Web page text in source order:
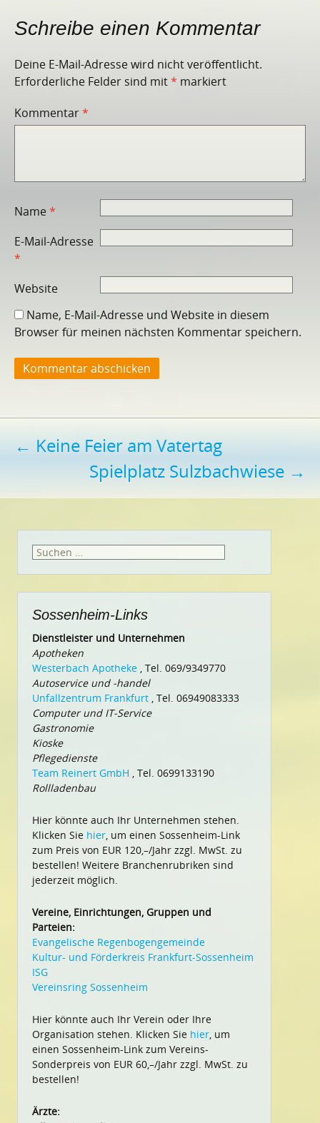
Schreibe einen Kommentar
Deine E-Mail-Adresse wird nicht veröffentlicht.
Erforderliche Felder sind mit* markiert
Kommentar*
Name*
E-Mail-Adresse
*
Website
Name, E-Mail-Adresse und Website in diesem
Browser für meinen nächsten Kommentar speichern.
Beitragsnavigation
← Keine Feier am Vatertag
Spielplatz Sulzbachwiese →
Suchen
Sossenheim-Links
Dienstleister und Unternehmen
Apotheken
Westerbach Apotheke , Tel. 069/9349770
Autoservice und -handel
Unfallzentrum Frankfurt , Tel. 06949083333
Computer und IT-Service
Gastronomie
Kioske
Pflegedienste
Team Reinert GmbH , Tel. 0699133190
Rollladenbau
Hier könnte auch Ihr Unternehmen stehen.
Klicken Sie hier, um einen Sossenheim-Link
zum Preis von EUR 120,–/Jahr zzgl. MwSt. zu
bestellen! Weitere Branchenrubriken sind
jederzeit möglich.
Vereine, Einrichtungen, Gruppen und
Parteien:
Evangelische Regenbogengemeinde
Kultur- und Förderkreis Frankfurt-Sossenheim
ISG
Vereinsring Sossenheim
Hier könnte auch Ihr Verein oder Ihre
Organisation stehen. Klicken Sie hier, um
einen Sossenheim-Link zum Vereins-
Sonderpreis von EUR 60,–/Jahr zzgl. MwSt. zu
bestellen!
Ärzte: